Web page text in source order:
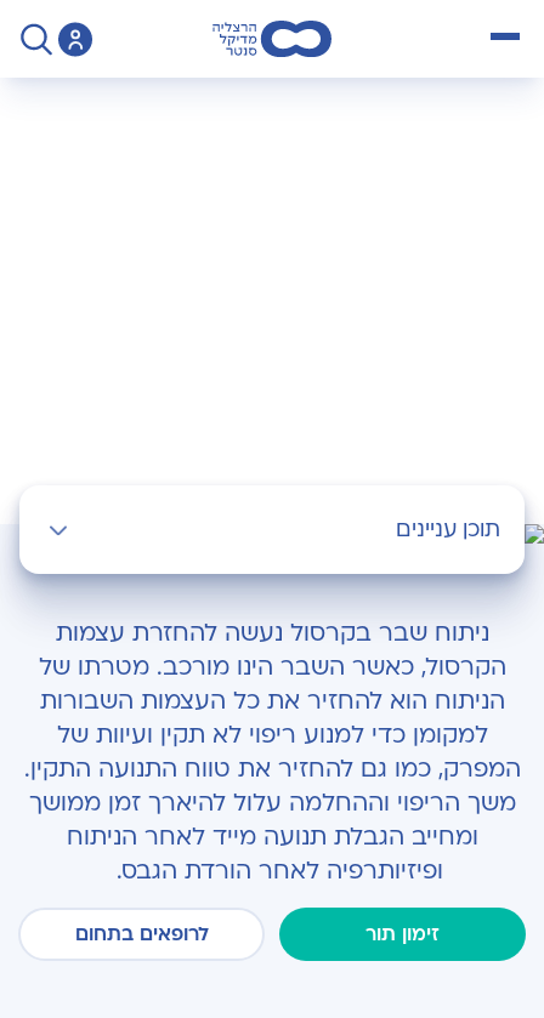
תוכן עניינים
פציעות קרסול
איך מאבחנים שבר בקרסול?
סוגי שברים בקרסול וכף הרגל
טיפול שמרני
טיפול ניתוחי
באילו מצבים נצטרך טיפול ניתוחי?
איך מתכוננים לניתוח של שבר בקרסול?
ניתוח שבר בקרסול נעשה להחזרת עצמות
הקרסול, כאשר השבר הינו מורכב. מטרתו של
הניתוח הואלהחזיר את כל העצמות השבורות
למקומן כדי למנוע ריפוי לא תקין ועיוות של
המפרק,כמו גם להחזיר את טווח התנועה התקין.
משך הריפוי וההחלמה עלול להיארך זמן ממושך
ומחייב הגבלת תנועה מייד לאחר הניתוח
ופיזיותרפיה לאחר הורדת הגבס.
זימון תור לרופאים בתחום